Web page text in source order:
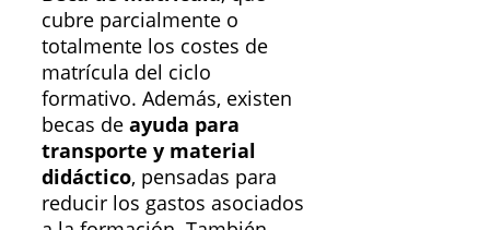
cubre parcialmente o
totalmente los costes de
matrícula del ciclo
formativo. Además, existen
becas de ayuda para
transporte y material
didáctico, pensadas para
reducir los gastos asociados